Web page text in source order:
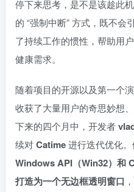
停下来思考，是不是该趁此
的 “强制中断” 方式，既不会
了持续工作的惯性，帮助用
健康需求。
随着项目的开源以及第一个
收获了大量用户的奇思妙想
下来的四个月中，开发者
续对Catime进行迭代优化
Windows API（Win32）和
打造为一个无边框透明窗口